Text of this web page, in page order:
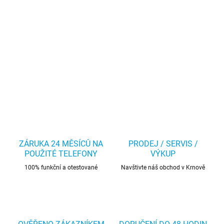
ZÁRUKA 24 MĚSÍCŮ NA
POUŽITÉ TELEFONY
100% funkční a otestované
PRODEJ / SERVIS /
VÝKUP
Navštivte náš obchod v Krnově